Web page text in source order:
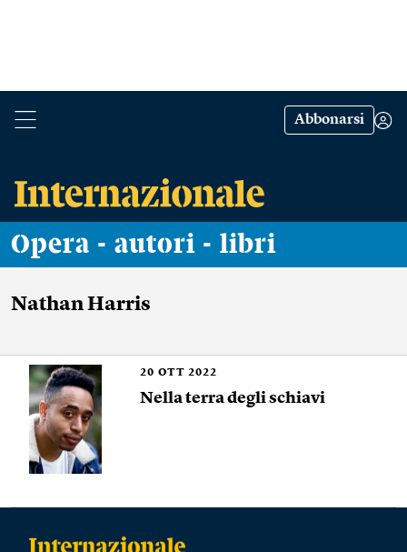
Abbonarsi
Opera - autori - libri
Nathan Harris
20 OTT 2022
Nella terra degli schiavi